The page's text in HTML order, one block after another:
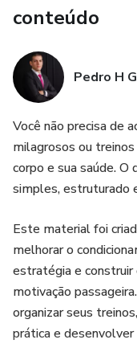
produto certo, definir
converte, criar um
produzir conteúdo
Além disso, você terá
30 dias, com
para ação.
Esse não é um
inteligente.
Se você aplicar
poderá construir sua
primeiro passo para
conteúdo
Pedro H
Você não precisa de
milagrosos ou
corpo e sua saúde.
simples, estruturado
Este material foi
melhorar o
estratégia e construir
motivação
organizar seus
prática e